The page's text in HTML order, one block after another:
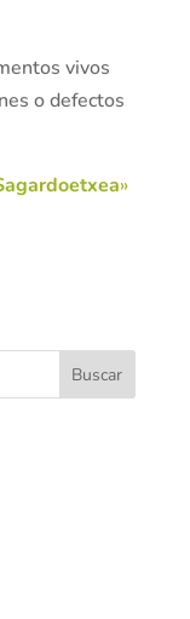
vivos
o defectos
»